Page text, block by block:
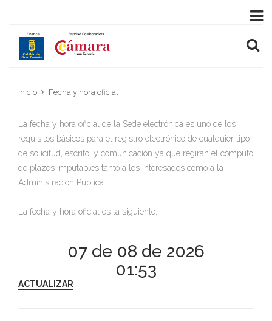
Inicio Fecha y hora oficial
La fecha y hora oficial de la Sede electrónica es uno de los
requisitos básicos para el registro electrónico de cualquier tipo
de solicitud, escrito, y comunicación ya que regirán el cómputo
de plazos imputables tanto a los interesados como a la
Administración Pública.
La fecha y hora oficial es la siguiente:
07 de 08 de 2026
01:53
ACTUALIZAR